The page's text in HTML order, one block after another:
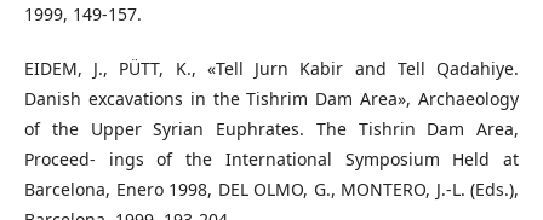
1999, 149-157.
EIDEM, J., PÜTT, K., «Tell Jurn Kabir and Tell Qadahiye.
Danish excavations in the Tishrim Dam Area», Archaeology
of the Upper Syrian Euphrates. The Tishrin Dam Area,
Proceed- ings of the International Symposium Held at
Barcelona, Enero 1998, DEL OLMO, G., MONTERO, J.-L. (Eds.),